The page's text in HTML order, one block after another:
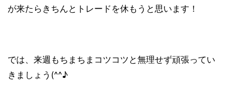
が来たらきちんとトレードを休もうと思います！
では、来週もちまちまコツコツと無理せず頑張ってい
きましょう(^^♪